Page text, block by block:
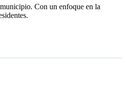
Con un enfoque en la